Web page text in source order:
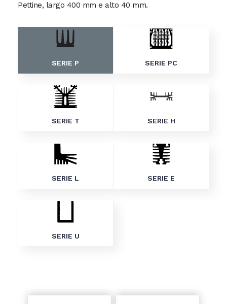
Pettine, largo 400 mm e alto 40 mm.
SERIE P SERIE PC
SERIE T SERIE H
SERIE L SERIE E
SERIE U